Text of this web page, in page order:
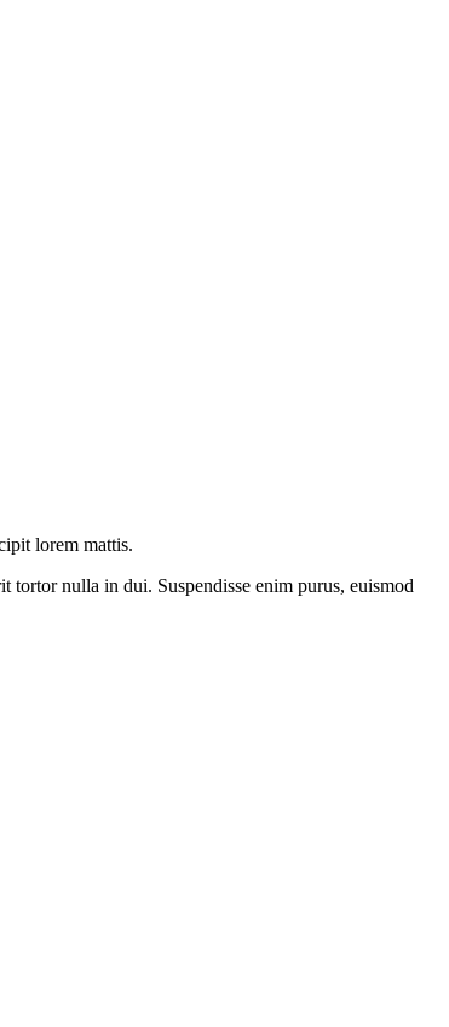
lorem mattis.
tortor nulla in dui. Suspendisse enim purus, euismod